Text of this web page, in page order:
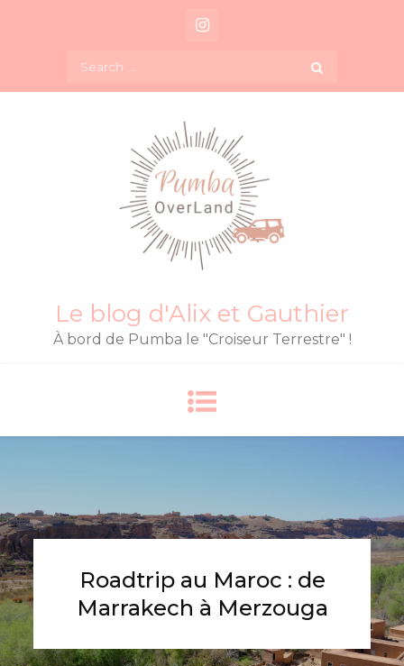
Search
Le blog d'Alix et Gauthier
À bord de Pumba le "Croiseur Terrestre" !
Roadtrip au Maroc : de
Marrakech à Merzouga